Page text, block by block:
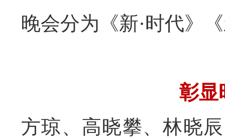
晚会分为《新·时代》
彰显
方琼、高晓攀、林晓